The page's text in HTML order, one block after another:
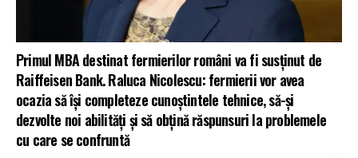
Primul MBA destinat fermierilor români va fi susținut de
Raiffeisen Bank. Raluca Nicolescu: fermierii vor avea
ocazia să își completeze cunoștintele tehnice, să-și
dezvolte noi abilități și să obțină răspunsuri la problemele
cu care se confruntă